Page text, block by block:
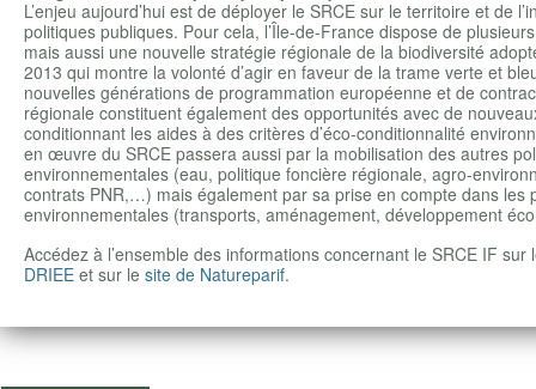
L’enjeu aujourd’hui est de déployer le SRCE sur le territoire et de
politiques publiques. Pour cela, l’Île-de-France dispose de
mais aussi une nouvelle stratégie régionale de la biodiversité
2013 qui montre la volonté d’agir en faveur de la trame verte et
nouvelles générations de programmation européenne et de
régionale constituent également des opportunités avec de
conditionnant les aides à des critères d’éco-conditionnalité
en œuvre du SRCE passera aussi par la mobilisation des autres
environnementales (eau, politique foncière régionale, agro-
contrats PNR,…) mais également par sa prise en compte dans les
environnementales (transports, aménagement, développement
Accédez à l’ensemble des informations concernant le SRCE IF sur
DRIEE et sur le site de Natureparif.